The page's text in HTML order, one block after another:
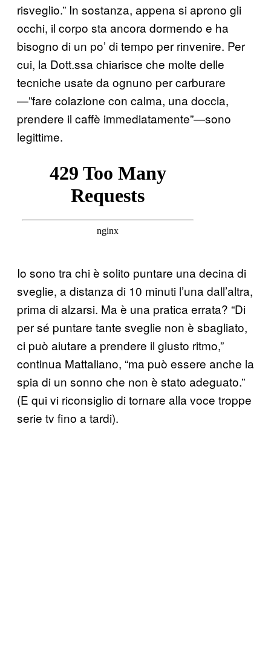
risveglio.” In sostanza, appena si aprono gli
occhi, il corpo sta ancora dormendo e ha
bisogno di un po’ di tempo per rinvenire. Per
cui, la Dott.ssa chiarisce che molte delle
tecniche usate da ognuno per carburare
—”fare colazione con calma, una doccia,
prendere il caffè immediatamente”—sono
legittime.
Io sono tra chi è solito puntare una decina di
sveglie, a distanza di 10 minuti l’una dall’altra,
prima di alzarsi. Ma è una pratica errata? “Di
per sé puntare tante sveglie non è sbagliato,
ci può aiutare a prendere il giusto ritmo,”
continua Mattaliano, “ma può essere anche la
spia di un sonno che non è stato adeguato.”
(E qui vi riconsiglio di tornare alla voce troppe
serie tv fino a tardi).